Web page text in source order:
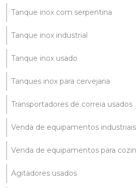
Tanque inox com serpentina
Tanque inox industrial
Tanque inox usado
Tanques inox para cervejaria
Transportadores de correia usados
Venda de equipamentos
Venda de equipamentos para
Agitadores usados